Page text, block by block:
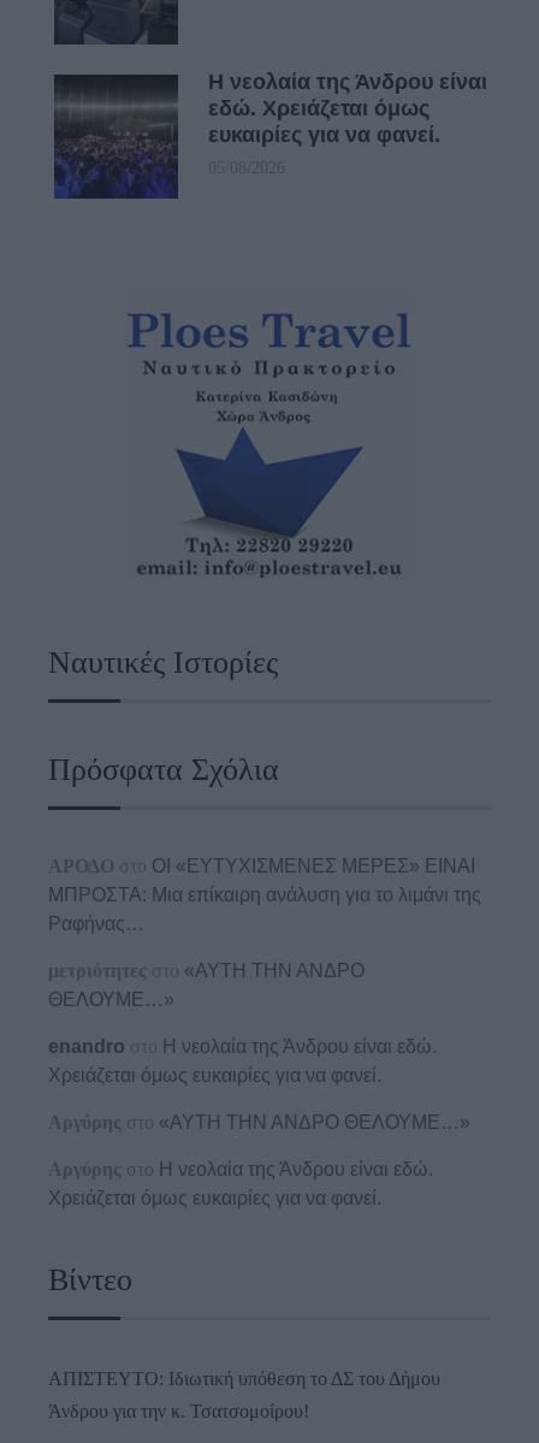
Η νεολαία της Άνδρου είναι
εδώ. Χρειάζεται όμως
ευκαιρίες για να φανεί.
05/08/2026
Ναυτικές Ιστορίες
Πρόσφατα Σχόλια
ΑΡΟΔΟ στο ΟΙ «ΕΥΤΥΧΙΣΜΕΝΕΣ ΜΕΡΕΣ» ΕΙΝΑΙ
ΜΠΡΟΣΤΑ: Μια επίκαιρη ανάλυση για το λιμάνι της
Ραφήνας…
μετριότητες στο «ΑΥΤΗ ΤΗΝ ΑΝΔΡΟ
ΘΕΛΟΥΜΕ…»
enandro στο Η νεολαία της Άνδρου είναι εδώ.
Χρειάζεται όμως ευκαιρίες για να φανεί.
Αργύρης στο «ΑΥΤΗ ΤΗΝ ΑΝΔΡΟ ΘΕΛΟΥΜΕ…»
Αργύρης στο Η νεολαία της Άνδρου είναι εδώ.
Χρειάζεται όμως ευκαιρίες για να φανεί.
Βίντεο
ΑΠΙΣΤΕΥΤΟ: Ιδιωτική υπόθεση το ΔΣ του Δήμου
Άνδρου για την κ. Τσατσομοίρου!